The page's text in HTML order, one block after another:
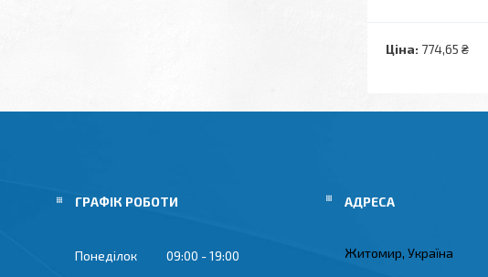
Ціна: 774,65 ₴
ГРАФІК РОБОТИ
Понеділок 09:00 19:00 Житомир, Україна